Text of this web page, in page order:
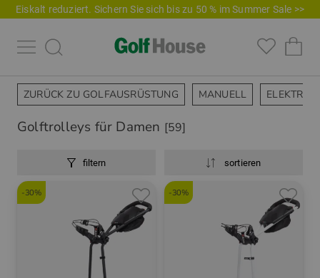
Eiskalt reduziert. Sichern Sie sich bis zu 50 % im Summer Sale >>
ZURÜCK ZU GOLFAUSRÜSTUNG MANUELL ELEKTRO
Golftrolleys für Damen [59]
filtern sortieren
-30% -30%